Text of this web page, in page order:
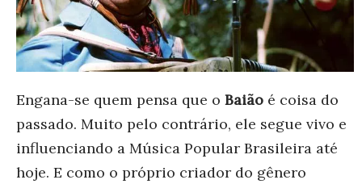
Engana-se quem pensa que o Baião é coisa do
passado. Muito pelo contrário, ele segue vivo e
influenciando a Música Popular Brasileira até
hoje. E como o próprio criador do gênero